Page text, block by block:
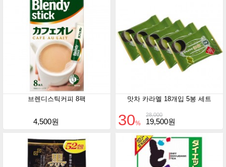
브렌디스틱커피 8팩
4,500원
맛차 카라멜 18개입 5봉 세트
28,000
30% 19,500원